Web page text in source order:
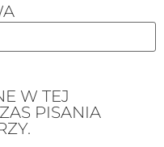
W TEJ
PISANIA